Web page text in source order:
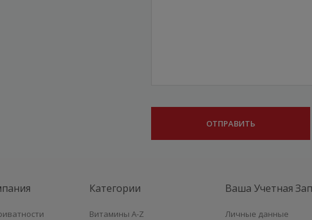
Категории
Витамины A-Z
Ваша Учетная
Личные данные